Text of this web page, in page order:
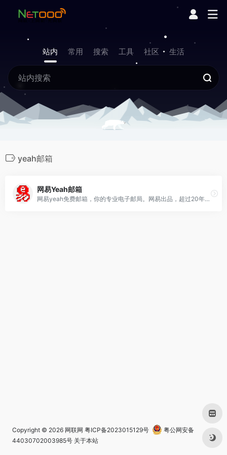
站内 常用 搜索 工具 社区 生活
yeah邮箱
网易Yeah邮箱
网易yeah免费邮箱，你的专业电子邮局。网易出品，超过20年的邮箱运营经验，系统快速稳定，支持超大附件和网盘服务。网易邮箱官方App“邮箱大师”帮您高效处理邮件，支持所有邮箱，并可在手机、Windows和Mac上多端协同使用。
Copyright © 2026 网联网 粤ICP备2023015129号
粤公网安备
44030702003985号 关于本站